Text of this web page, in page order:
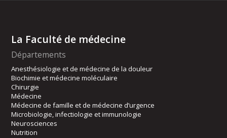
La Faculté de médecine
Départements
Anesthésiologie et de médecine de la douleur
Biochimie et médecine moléculaire
Chirurgie
Médecine
Médecine de famille et de médecine d’urgence
Microbiologie, infectiologie et immunologie
Neurosciences
Nutrition